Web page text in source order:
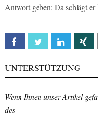
Antwort geben: Da schlägt er
Facebook Twitter Linkedin
UNTERSTÜTZUNG
Wenn Ihnen unser Artikel
des